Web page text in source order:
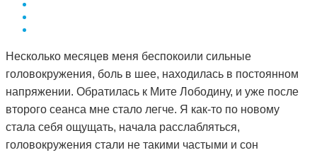
Несколько месяцев меня беспокоили сильные
головокружения, боль в шее, находилась в постоянном
напряжении. Обратилась к Мите Лободину, и уже после
второго сеанса мне стало легче. Я как-то по новому
стала себя ощущать, начала расслабляться,
головокружения стали не такими частыми и сон